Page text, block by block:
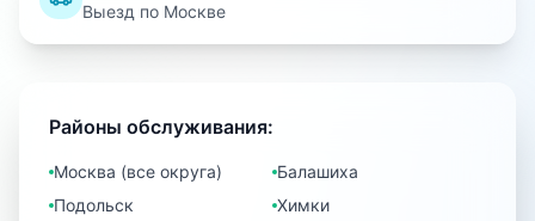
Выезд по Москве
Районы обслуживания:
Москва (все округа)
Балашиха
Подольск
Химки